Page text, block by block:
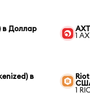
в Доллар
1
в
1